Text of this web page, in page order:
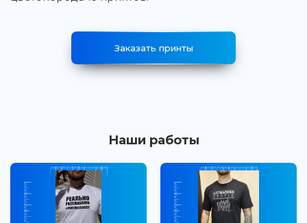
Заказать принты
Наши работы